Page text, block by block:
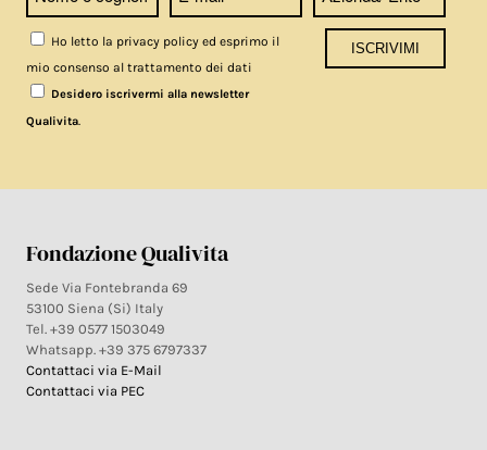
Ho letto la privacy policy ed esprimo il
mio consenso al trattamento dei dati
Desidero iscrivermi alla newsletter
Qualivita.
Fondazione Qualivita
Sede Via Fontebranda 69
53100 Siena (Si) Italy
Tel. +39 0577 1503049
Whatsapp. +39 375 6797337
Contattaci via E-Mail
Contattaci via PEC